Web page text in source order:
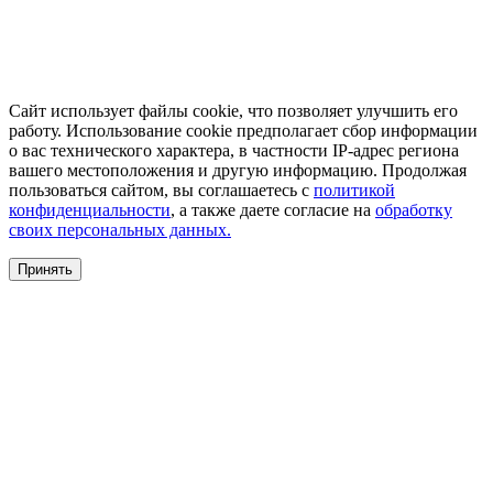
Сайт использует файлы cookie, что позволяет улучшить его
работу. Использование cookie предполагает сбор информации
о вас технического характера, в частности IP-адрес региона
вашего местоположения и другую информацию. Продолжая
пользоваться сайтом, вы соглашаетесь с политикой
конфиденциальности, а также даете согласие на обработку
своих персональных данных.
Принять